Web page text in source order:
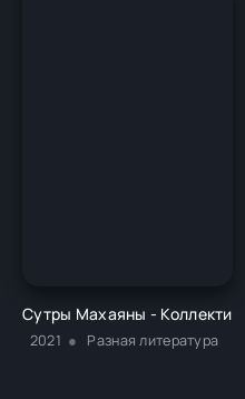
Сутры Махаяны - Коллектив
2021 Разная литература